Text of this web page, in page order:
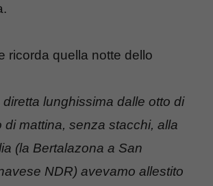
ricorda quella notte dello
diretta lunghissima dalle otto di
di mattina, senza stacchi, alla
(la Bertalazona a San
NDR) avevamo allestito